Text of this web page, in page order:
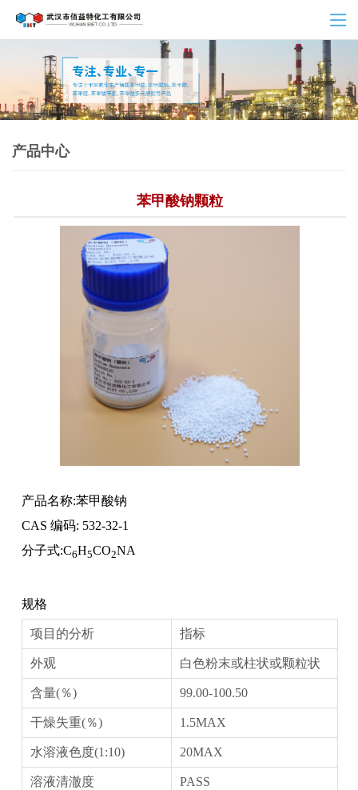
产品中心
苯甲酸钠颗粒
产品名称:苯甲酸钠
CAS 编码: 532-32-1
分子式:C6H5CO2NA
规格
项目的分析 指标
外观 白色粉末或柱状或颗粒状
含量(％) 99.00-100.50
干燥失重(％) 1.5MAX
水溶液色度(1:10) 20MAX
溶液清澈度 PASS